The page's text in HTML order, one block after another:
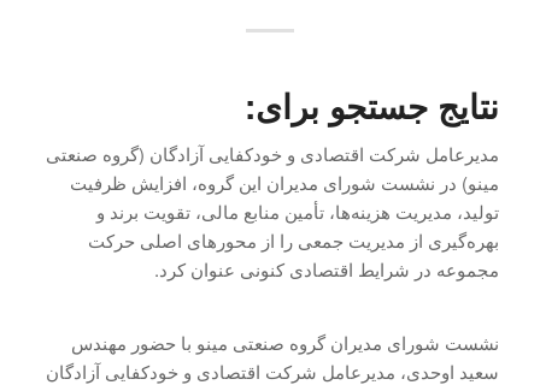
نتایج جستجو برای:
مدیرعامل شرکت اقتصادی و خودکفایی آزادگان (گروه صنعتی
مینو) در نشست شورای مدیران این گروه، افزایش ظرفیت
تولید، مدیریت هزینه‌ها، تأمین منابع مالی، تقویت برند و
بهره‌گیری از مدیریت جمعی را از محورهای اصلی حرکت
مجموعه در شرایط اقتصادی کنونی عنوان کرد.
نشست شورای مدیران گروه صنعتی مینو با حضور مهندس
سعید اوحدی، مدیرعامل شرکت اقتصادی و خودکفایی آزادگان